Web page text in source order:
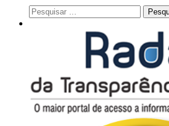
Pesquisar
por: